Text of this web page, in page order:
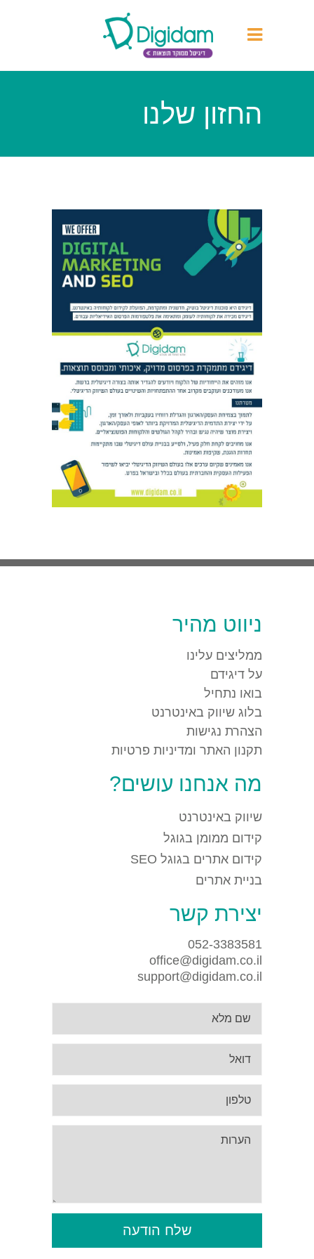
החזון שלנו
ניווט מהיר
ממליצים עלינו
על דיגידם
בואו נתחיל
בלוג שיווק באינטרנט
הצהרת נגישות
תקנון האתר ומדיניות פרטיות
מה אנחנו עושים?
שיווק באינטרנט
קידום ממומן בגוגל
קידום אתרים בגוגל SEO
בניית אתרים
יצירת קשר
052-3383581
office@digidam.co.il
support@digidam.co.il
שלח הודעה